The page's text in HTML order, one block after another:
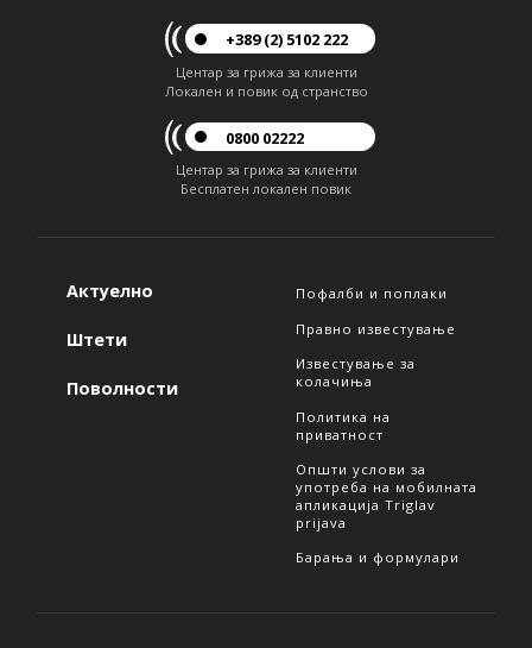
+389 (2) 5102 222
Центар за грижа за клиенти
Локален и повик од странство
0800 02222
Центар за грижа за клиенти
Бесплатен локален повик
Актуелно
Штети
Поволности
Пофалби и поплаки
Правно известување
Известување за
колачиња
Политика на
приватност
Општи услови за
употреба на мобилната
апликација Triglav
prijava
Барања и формулари